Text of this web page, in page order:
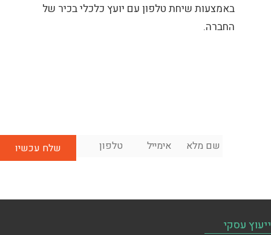
באמצעות שיחת טלפון עם יועץ כלכלי בכיר של
החברה.
שם
מלא
אימייל
ייעוץ עסקי